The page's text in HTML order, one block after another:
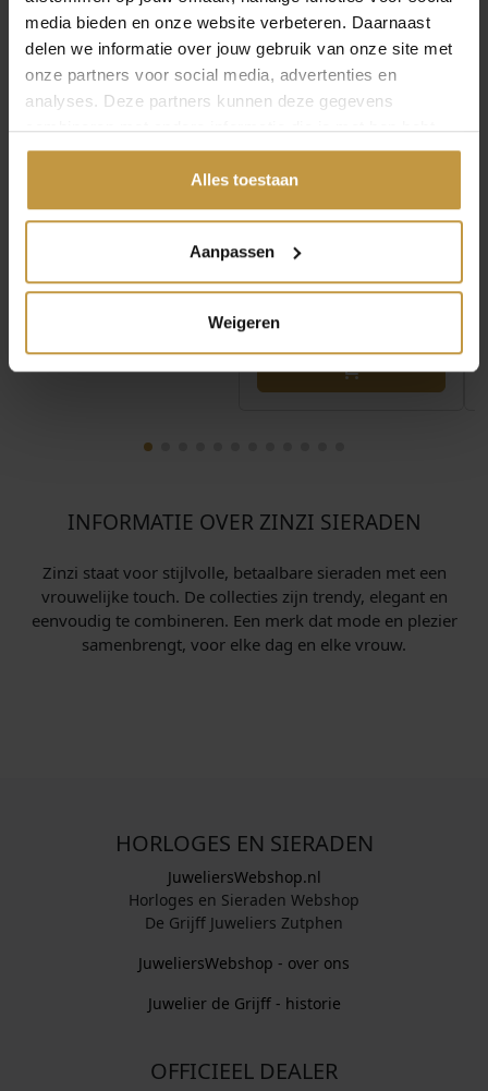
media bieden en onze website verbeteren. Daarnaast
delen we informatie over jouw gebruik van onze site met
onze partners voor social media, advertenties en
analyses. Deze partners kunnen deze gegevens
combineren met andere informatie die je met hen hebt
gedeeld of die ze hebben verzameld via jouw gebruik van
Alles toestaan
Aanpassen
Weigeren
ZINZI COLLIER ZIC2863
Levertijd: 2-3 werkdagen
ZINZI COLLIER
RONDE VENETIAANSE
SCHAKEL…
INFORMATIE OVER ZINZI SIERADEN
Zinzi staat voor stijlvolle, betaalbare sieraden met een
vrouwelijke touch. De collecties zijn trendy, elegant en
eenvoudig te combineren. Een merk dat mode en plezier
samenbrengt, voor elke dag en elke vrouw.
HORLOGES EN SIERADEN
JuweliersWebshop.nl
Horloges en Sieraden Webshop
De Grijff Juweliers Zutphen
JuweliersWebshop - over ons
Juwelier de Grijff - historie
OFFICIEEL DEALER